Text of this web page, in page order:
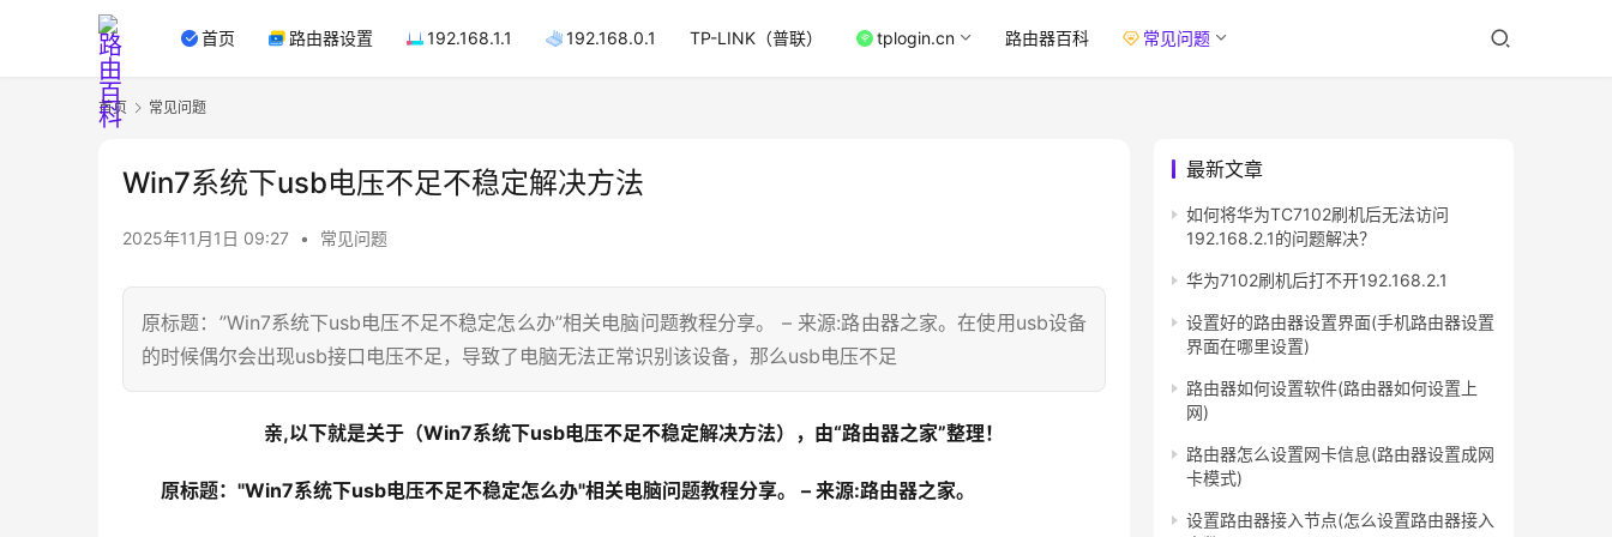
首页 路由器设置 192.168.1.1 192.168.0.1 TP-LINK（普联） tplogin.cn 路由器百科 常见问题
首页 常见问题
Win7系统下usb电压不足不稳定解决方法
2025年11月1日 09:27 • 常见问题
原标题：”Win7系统下usb电压不足不稳定怎么办”相关电脑问题教程分享。 – 来源:路由器之家。在使用usb设备
的时候偶尔会出现usb接口电压不足，导致了电脑无法正常识别该设备，那么usb电压不足
亲,以下就是关于（Win7系统下usb电压不足不稳定解决方法），由“路由器之家”整理！
原标题："Win7系统下usb电压不足不稳定怎么办"相关电脑问题教程分享。 – 来源:路由器之家。
最新文章
如何将华为TC7102刷机后无法访问
192.168.2.1的问题解决？
华为7102刷机后打不开192.168.2.1
设置好的路由器设置界面(手机路由器设置
界面在哪里设置)
路由器如何设置软件(路由器如何设置上
网)
路由器怎么设置网卡信息(路由器设置成网
卡模式)
设置路由器接入节点(怎么设置路由器接入